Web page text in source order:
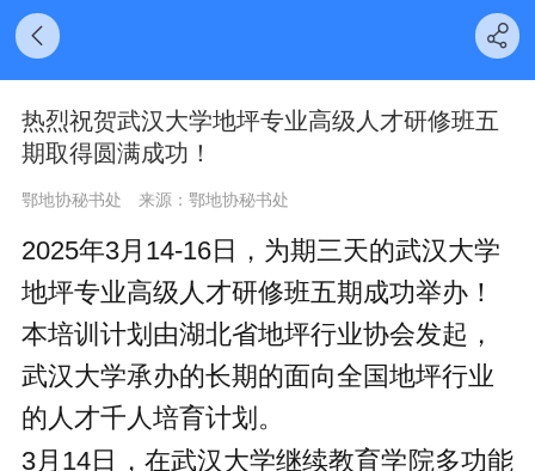
热烈祝贺武汉大学地坪专业高级人才研修班五
期取得圆满成功！
鄂地协秘书处 来源：鄂地协秘书处
2025年3月14-16日，为期三天的武汉大学
地坪专业高级人才研修班五期成功举办！
本培训计划由湖北省地坪行业协会发起，
武汉大学承办的长期的面向全国地坪行业
的人才千人培育计划。
3月14日，在武汉大学继续教育学院多功能